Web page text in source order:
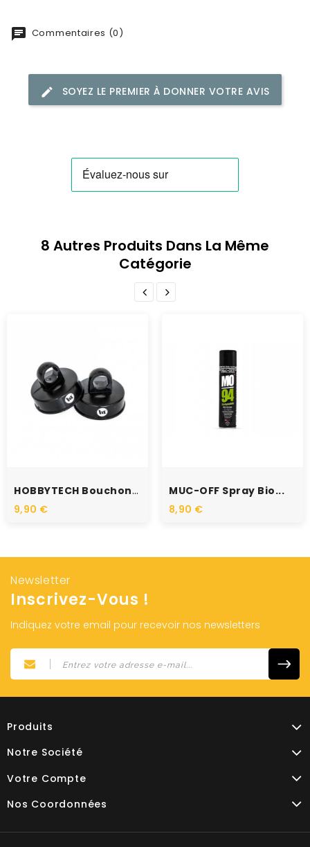
Commentaires (0)
SOYEZ LE PREMIER À DONNER VOTRE AVIS
8 Autres Produits Dans La Même
Catégorie
HOBBYTECH Bouchons...
9,90 €
MUC-OFF Spray Bio...
8,90 €
Newsletter
Inscrivez-Vous !
Indiquez votre email pour recevoir nos newsletters
Produits
Notre Société
Votre Compte
Nos Coordonnées